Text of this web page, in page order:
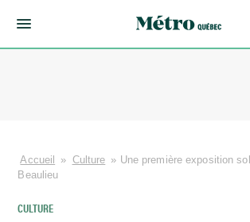
Accueil » Culture » Une première exposition
Beaulieu
CULTURE